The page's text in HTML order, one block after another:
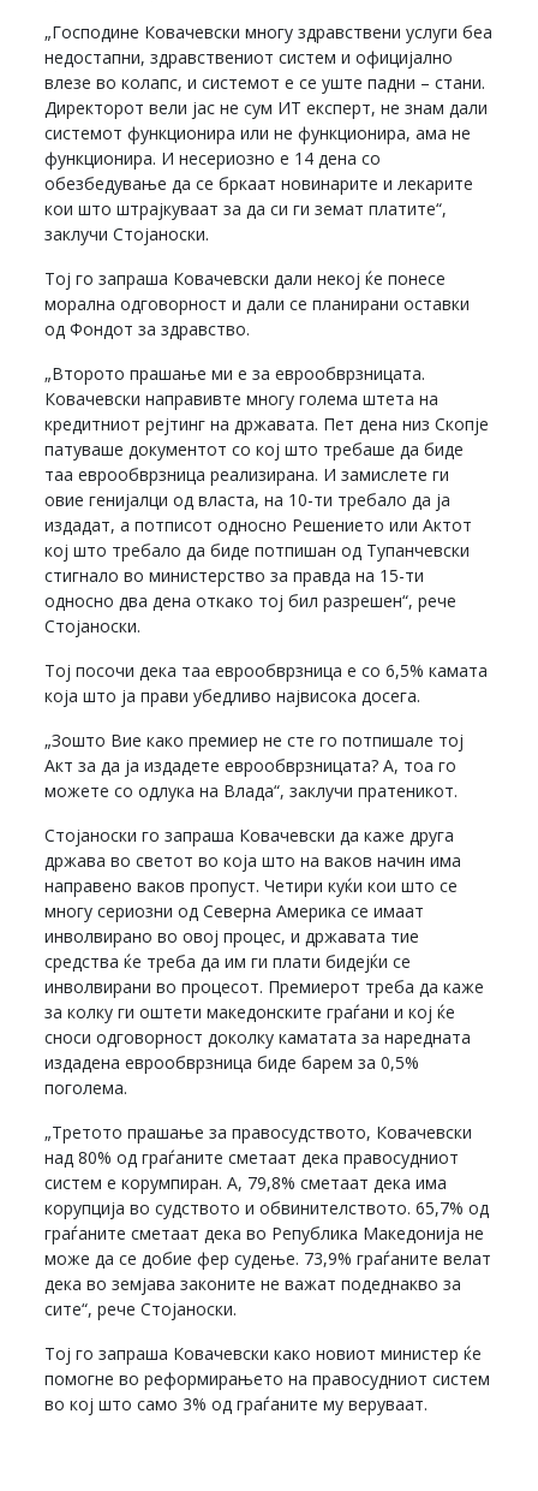
„Господине Ковачевски многу здравствени услуги беа
недостапни, здравствениот систем и официјално
влезе во колапс, и системот е се уште падни – стани.
Директорот вели јас не сум ИТ експерт, не знам дали
системот функционира или не функционира, ама не
функционира. И несериозно е 14 дена со
обезбедување да се бркаат новинарите и лекарите
кои што штрајкуваат за да си ги земат платите“,
заклучи Стојаноски.
Тој го запраша Ковачевски дали некој ќе понесе
морална одговорност и дали се планирани оставки
од Фондот за здравство.
„Второто прашање ми е за еврообврзницата.
Ковачевски направивте многу голема штета на
кредитниот рејтинг на државата. Пет дена низ Скопје
патуваше документот со кој што требаше да биде
таа еврообврзница реализирана. И замислете ги
овие генијалци од власта, на 10-ти требало да ја
издадат, а потписот односно Решението или Актот
кој што требало да биде потпишан од Тупанчевски
стигнало во министерство за правда на 15-ти
односно два дена откако тој бил разрешен“, рече
Стојаноски.
Тој посочи дека таа еврообврзница е со 6,5% камата
која што ја прави убедливо највисока досега.
„Зошто Вие како премиер не сте го потпишале тој
Акт за да ја издадете еврообврзницата? А, тоа го
можете со одлука на Влада“, заклучи пратеникот.
Стојаноски го запраша Ковачевски да каже друга
држава во светот во која што на ваков начин има
направено ваков пропуст. Четири куќи кои што се
многу сериозни од Северна Америка се имаат
инволвирано во овој процес, и државата тие
средства ќе треба да им ги плати бидејќи се
инволвирани во процесот. Премиерот треба да каже
за колку ги оштети македонските граѓани и кој ќе
сноси одговорност доколку каматата за наредната
издадена еврообврзница биде барем за 0,5%
поголема.
„Третото прашање за правосудството, Ковачевски
над 80% од граѓаните сметаат дека правосудниот
систем е корумпиран. А, 79,8% сметаат дека има
корупција во судството и обвинителството. 65,7% од
граѓаните сметаат дека во Република Македонија не
може да се добие фер судење. 73,9% граѓаните велат
дека во земјава законите не важат подеднакво за
сите“, рече Стојаноски.
Тој го запраша Ковачевски како новиот министер ќе
помогне во реформирањето на правосудниот систем
во кој што само 3% од граѓаните му веруваат.